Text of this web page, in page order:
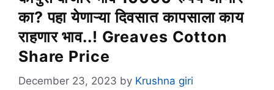
का? पहा येणाऱ्या दिवसात कापसाला काय
राहणार भाव..! Greaves Cotton
Share Price
December 23, 2023 by Krushna giri